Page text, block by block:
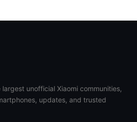
largest unofficial Xiaomi communities,
updates, and trusted